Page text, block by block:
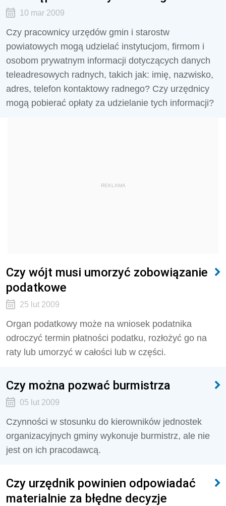
10 mar 2009
Czy pracownicy urzędów gmin i starostw
powiatowych mogą udzielać instytucjom, firmom i
osobom prywatnym informacji dotyczących danych
teleadresowych radnych, takich jak: imię, nazwisko,
adres, telefon kontaktowy radnego? Czy urzędnicy
mogą pobierać opłaty za udzielanie tych informacji?
REKLAMA
Czy wójt musi umorzyć zobowiązanie
podatkowe
25 lut 2009
Organ podatkowy może na wniosek podatnika
odroczyć termin płatności podatku, rozłożyć go na
raty lub umorzyć w całości lub w części.
Czy można pozwać burmistrza
05 lut 2009
Czynności w stosunku do kierowników jednostek
organizacyjnych gminy wykonuje burmistrz, ale nie
jest on ich pracodawcą.
Czy urzędnik powinien odpowiadać
materialnie za błędne decyzje